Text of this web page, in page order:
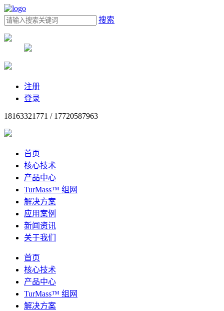
搜索
注册
登录
18163321771 / 17720587963
首页
核心技术
产品中心
TurMass™ 组网
解决方案
应用案例
新闻资讯
关于我们
首页
核心技术
产品中心
TurMass™ 组网
解决方案